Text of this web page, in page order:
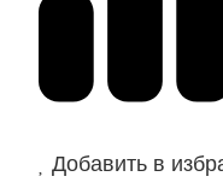
Добавить в